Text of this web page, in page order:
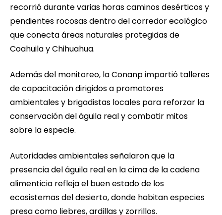
recorrió durante varias horas caminos desérticos y
pendientes rocosas dentro del corredor ecológico
que conecta áreas naturales protegidas de
Coahuila y Chihuahua.
Además del monitoreo, la Conanp impartió talleres
de capacitación dirigidos a promotores
ambientales y brigadistas locales para reforzar la
conservación del águila real y combatir mitos
sobre la especie.
Autoridades ambientales señalaron que la
presencia del águila real en la cima de la cadena
alimenticia refleja el buen estado de los
ecosistemas del desierto, donde habitan especies
presa como liebres, ardillas y zorrillos.